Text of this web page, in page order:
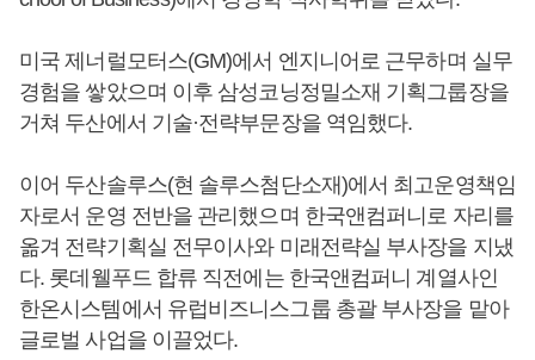
미국 제너럴모터스(GM)에서 엔지니어로 근무하며 실무
경험을 쌓았으며 이후 삼성코닝정밀소재 기획그룹장을
거쳐 두산에서 기술·전략부문장을 역임했다.
이어 두산솔루스(현 솔루스첨단소재)에서 최고운영책임
자로서 운영 전반을 관리했으며 한국앤컴퍼니로 자리를
옮겨 전략기획실 전무이사와 미래전략실 부사장을 지냈
다. 롯데웰푸드 합류 직전에는 한국앤컴퍼니 계열사인
한온시스템에서 유럽비즈니스그룹 총괄 부사장을 맡아
글로벌 사업을 이끌었다.